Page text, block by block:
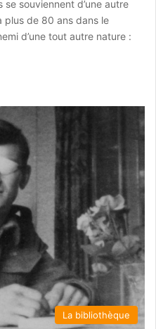
souviennent d’une autre
plus de 80 ans dans le
d’une tout autre nature :
La bibliothèque